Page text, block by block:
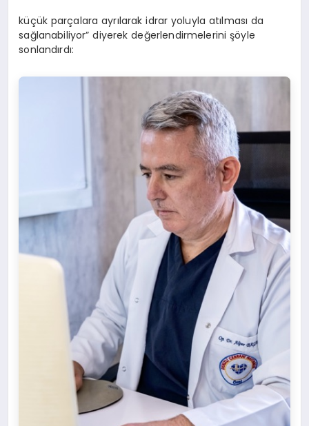
küçük parçalara ayrılarak idrar yoluyla atılması da
sağlanabiliyor” diyerek değerlendirmelerini şöyle
sonlandırdı: